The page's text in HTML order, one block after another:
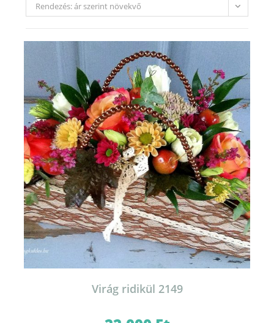
Rendezés: ár szerint növekvő
Virág ridikül 2149